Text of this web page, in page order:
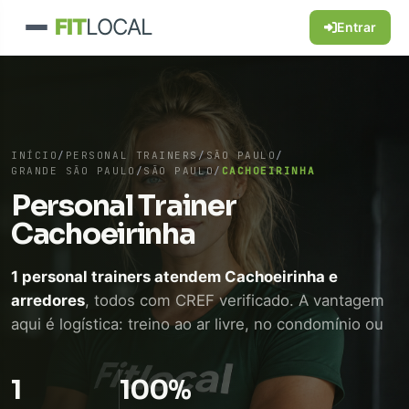
FITLOCAL Entrar
INÍCIO / PERSONAL TRAINERS/SÃO PAULO /
GRANDE SÃO PAULO / SÃO PAULO/ CACHOEIRINHA
Personal Trainer
Cachoeirinha
1 personal trainers atendem Cachoeirinha e
arredores, todos com CREF verificado. A vantagem
aqui é logística: treino ao ar livre, no condomínio ou
deslocamento. WhatsApp direto, sem intermediário.
1 100%